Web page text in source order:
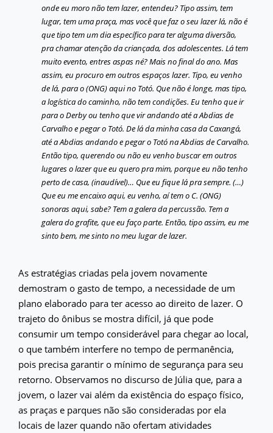
onde eu moro não tem lazer, entendeu? Tipo assim, tem
lugar, tem uma praça, mas você que faz o seu lazer lá, não é
que tipo tem um dia específico para ter alguma diversão,
pra chamar atenção da criançada, dos adolescentes. Lá tem
muito evento, entres aspas né? Mais no final do ano. Mas
assim, eu procuro em outros espaços lazer. Tipo, eu venho
de lá, para o (ONG) aqui no Totó. Que não é longe, mas tipo,
a logística do caminho, não tem condições. Eu tenho que ir
para o Derby ou tenho que vir andando até a Abdias de
Carvalho e pegar o Totó. De lá da minha casa da Caxangá,
até a Abdias andando e pegar o Totó na Abdias de Carvalho.
Então tipo, querendo ou não eu venho buscar em outros
lugares o lazer que eu quero pra mim, porque eu não tenho
perto de casa, (inaudível)… Que eu fique lá pra sempre. (…)
Que eu me encaixo aqui, eu venho, aí tem o C. (ONG)
sonoras aqui, sabe? Tem a galera da percussão. Tem a
galera do grafite, que eu faço parte. Então, tipo assim, eu me
sinto bem, me sinto no meu lugar de lazer.
As estratégias criadas pela jovem novamente
demostram o gasto de tempo, a necessidade de um
plano elaborado para ter acesso ao direito de lazer. O
trajeto do ônibus se mostra difícil, já que pode
consumir um tempo considerável para chegar ao local,
o que também interfere no tempo de permanência,
pois precisa garantir o mínimo de segurança para seu
retorno. Observamos no discurso de Júlia que, para a
jovem, o lazer vai além da existência do espaço físico,
as praças e parques não são consideradas por ela
locais de lazer quando não ofertam atividades